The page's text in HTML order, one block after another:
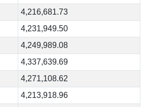
4,216,681.73
4,231,949.50
4,249,989.08
4,337,639.69
4,271,108.62
4,213,918.96